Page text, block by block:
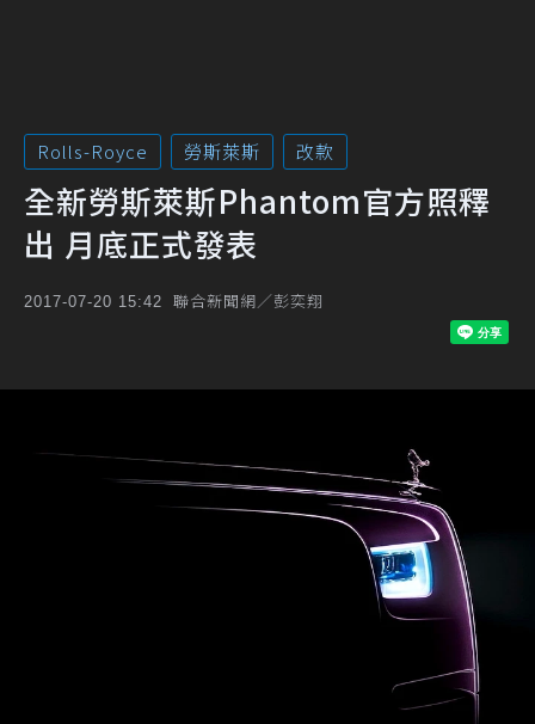
Rolls-Royce 勞斯萊斯 改款
全新勞斯萊斯Phantom官方照釋
出 月底正式發表
2017-07-20 15:42 聯合新聞網／彭奕翔